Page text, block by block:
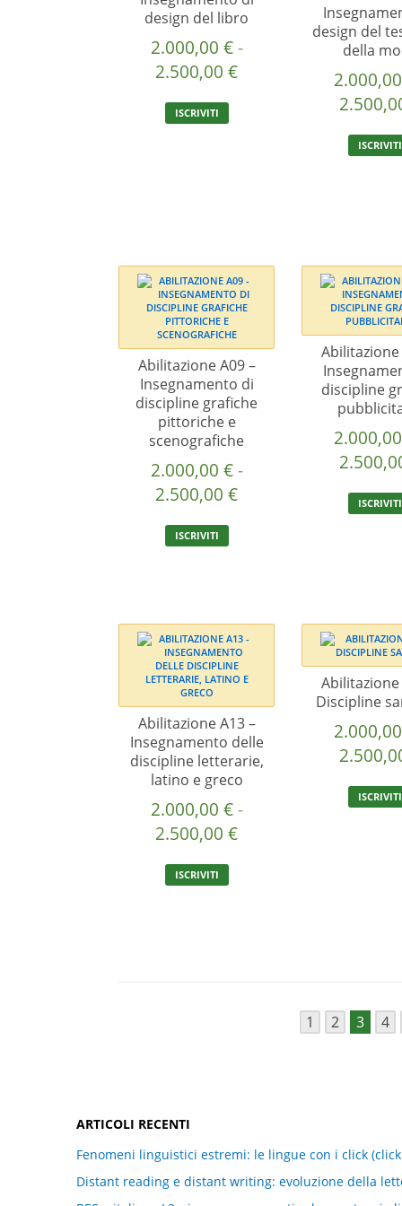
design del libro
2.000,00 €-
2.500,00€Fascia
ISCRIVITI
Questo
prodotto
scelte
nella
pagina
del
prodotto
design del
della
ISCRIVITI
Abilitazione A09 –
Insegnamento di
discipline grafiche
pittoriche e
scenografiche
2.000,00 €-
2.500,00€Fascia
2.500,00 €
ISCRIVITI
Questo
prodotto
Le
opzioni
possono
essere
scelte
nella
pagina
del
prodotto
Abilitazione
discipline
ISCRIVITI
Abilitazione A13 –
Insegnamento delle
discipline letterarie,
latino e greco
2.000,00 €-
2.500,00€Fascia
ISCRIVITI
Questo
prodotto
Abilitazione
Discipline
ISCRIVITI
1 2 3 4
ARTICOLI RECENTI
Fenomeni linguistici estremi: le lingue con i click
Distant reading e distant writing: evoluzione della